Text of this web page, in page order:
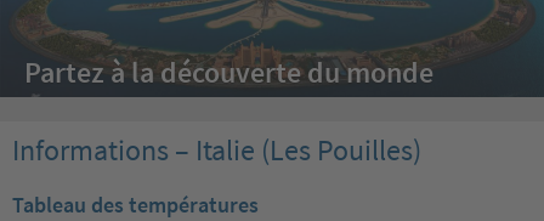
Partez à la découverte du monde
Informations – Italie (Les Pouilles)
Tableau des températures